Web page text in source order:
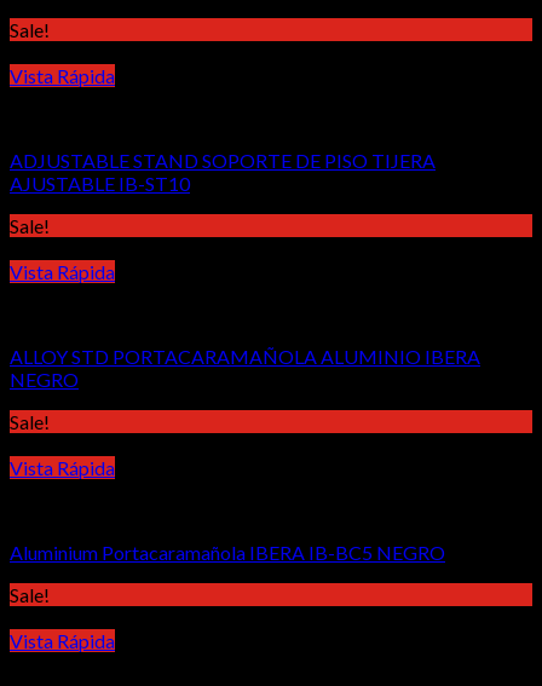
Sale!
Vista Rápida
ADJUSTABLE STAND SOPORTE DE PISO TIJERA
AJUSTABLE IB-ST10
Sale!
Vista Rápida
ALLOY STD PORTACARAMAÑOLA ALUMINIO IBERA
NEGRO
Sale!
Vista Rápida
Aluminium Portacaramañola IBERA IB-BC5 NEGRO
Sale!
Vista Rápida